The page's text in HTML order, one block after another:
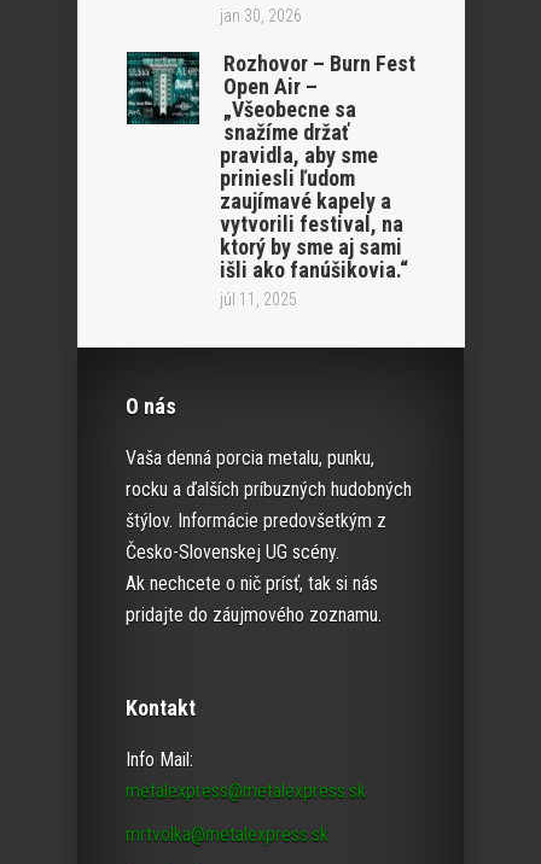
jan 30, 2026
Rozhovor – Burn Fest
Open Air –
„Všeobecne sa
snažíme držať
pravidla, aby sme
priniesli ľudom
zaujímavé kapely a
vytvorili festival, na
ktorý by sme aj sami
išli ako fanúšikovia.“
júl 11, 2025
O nás
Vaša denná porcia metalu, punku,
rocku a ďalších príbuzných hudobných
štýlov. Informácie predovšetkým z
Česko-Slovenskej UG scény.
Ak nechcete o nič prísť, tak si nás
pridajte do záujmového zoznamu.
Kontakt
Info Mail:
metalexpress@metalexpress.sk
mrtvolka@metalexpress.sk